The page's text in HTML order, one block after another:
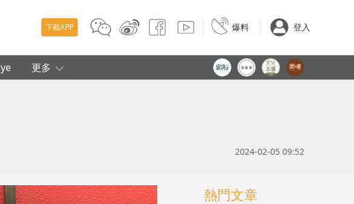
下載APP 爆料 登入
更多
2024-02-05 09:52
熱門文章